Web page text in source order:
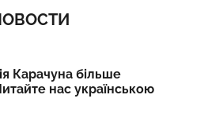
Карачуна більше
нас українською